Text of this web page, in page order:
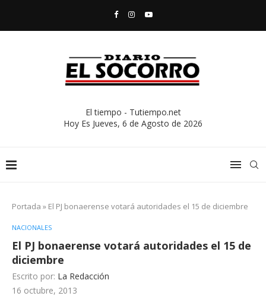
El tiempo - Tutiempo.net
Hoy Es Jueves, 6 de Agosto de 2026
Portada » El PJ bonaerense votará autoridades el 15 de diciembre
NACIONALES
El PJ bonaerense votará autoridades el 15 de
diciembre
Escrito por: La Redacción
16 octubre, 2013